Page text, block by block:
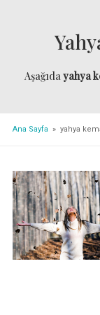
Aşağıdayahya
Ana Sayfa » yahya